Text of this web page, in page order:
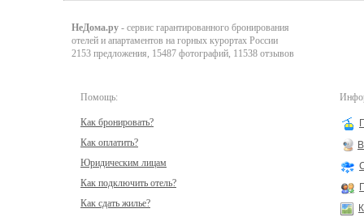
НеДома.ру - сервис гарантированного бронирования
отелей и апартаментов на горных курортах России
2153 предложения, 15487 фотографий, 11538 отзывов
Помощь:
Как бронировать?
Как оплатить?
Юридическим лицам
Как подключить отель?
Как сдать жилье?